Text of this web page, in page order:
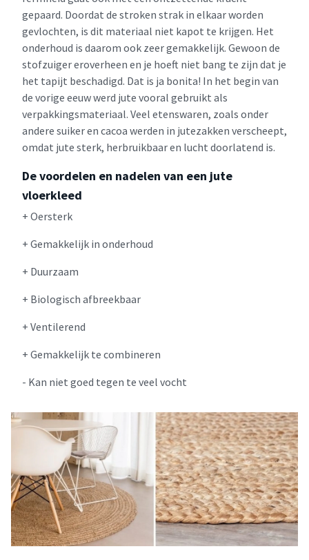
gepaard. Doordat de stroken strak in elkaar worden
gevlochten, is dit materiaal niet kapot te krijgen. Het
onderhoud is daarom ook zeer gemakkelijk. Gewoon de
stofzuiger eroverheen en je hoeft niet bang te zijn dat je
het tapijt beschadigd. Dat is ja bonita! In het begin van
de vorige eeuw werd jute vooral gebruikt als
verpakkingsmateriaal. Veel etenswaren, zoals onder
andere suiker en cacoa werden in jutezakken verscheept,
omdat jute sterk, herbruikbaar en lucht doorlatend is.
De voordelen en nadelen van een jute
vloerkleed
+ Oersterk
+ Gemakkelijk in onderhoud
+ Duurzaam
+ Biologisch afbreekbaar
+ Ventilerend
+ Gemakkelijk te combineren
- Kan niet goed tegen te veel vocht